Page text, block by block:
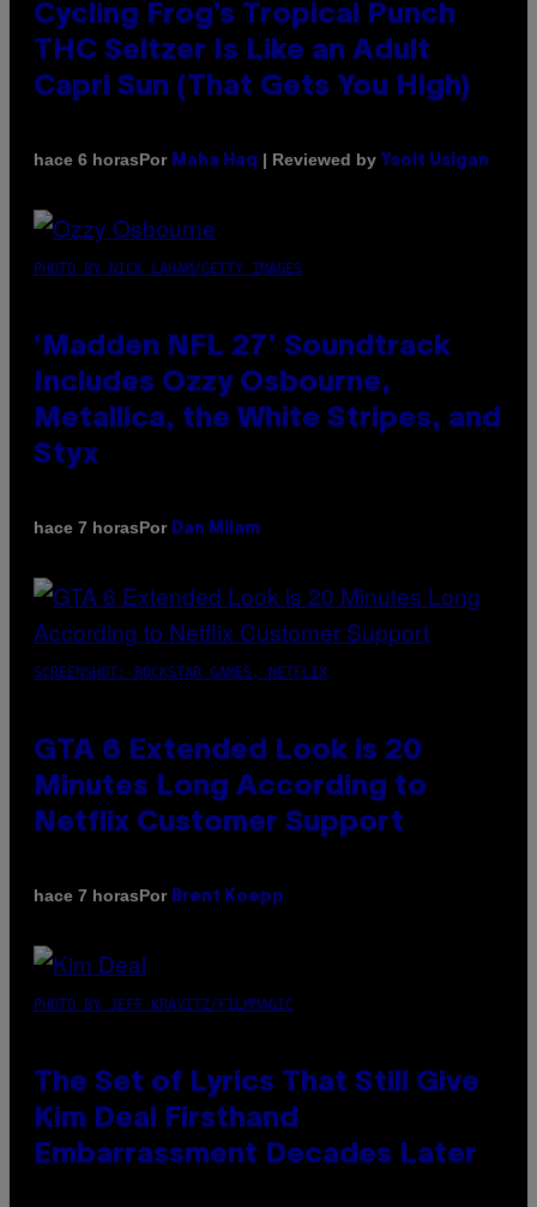
Cycling Frog’s Tropical Punch
THC Seltzer Is Like an Adult
Capri Sun (That Gets You High)
hace 6 horasPor Maha Haq | Reviewed by Ysolt Usigan
PHOTO BY NICK LAHAM/GETTY IMAGES
‘Madden NFL 27’ Soundtrack
Includes Ozzy Osbourne,
Metallica, the White Stripes, and
Styx
hace 7 horasPor Dan Milam
SCREENSHOT: ROCKSTAR GAMES, NETFLIX
GTA 6 Extended Look is 20
Minutes Long According to
Netflix Customer Support
hace 7 horasPor Brent Koepp
PHOTO BY JEFF KRAVITZ/FILMMAGIC
The Set of Lyrics That Still Give
Kim Deal Firsthand
Embarrassment Decades Later